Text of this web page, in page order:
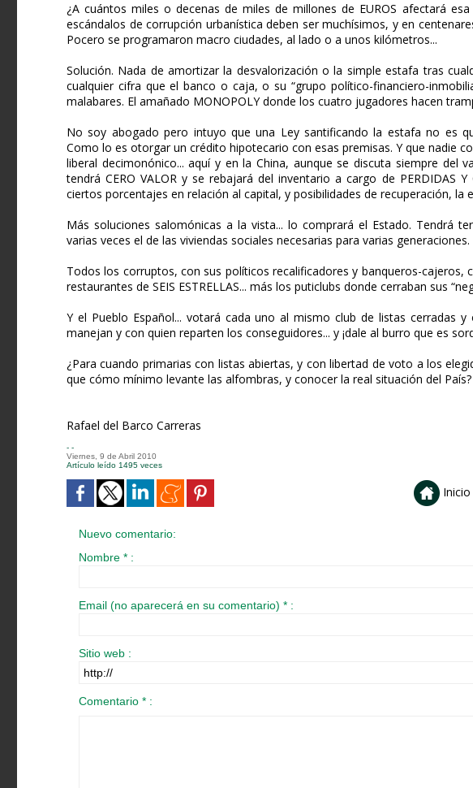
¿A cuántos miles o decenas de miles de millones de EUROS afectará
escándalos de corrupción urbanística deben ser muchísimos, y en
Pocero se programaron macro ciudades, al lado o a unos kilómetros...
Solución. Nada de amortizar la desvalorización o la simple estafa tras
cualquier cifra que el banco o caja, o su “grupo político-financiero-
malabares. El amañado MONOPOLY donde los cuatro jugadores hacen
No soy abogado pero intuyo que una Ley santificando la estafa no es
Como lo es otorgar un crédito hipotecario con esas premisas. Y que nadie
liberal decimonónico... aquí y en la China, aunque se discuta siempre del
tendrá CERO VALOR y se rebajará del inventario a cargo de PERDIDAS Y
ciertos porcentajes en relación al capital, y posibilidades de recuperación, la
Más soluciones salomónicas a la vista... lo comprará el Estado. Tendrá
varias veces el de las viviendas sociales necesarias para varias generaciones.
Todos los corruptos, con sus políticos recalificadores y banqueros-cajeros,
restaurantes de SEIS ESTRELLAS... más los puticlubs donde cerraban sus
Y el Pueblo Español... votará cada uno al mismo club de listas cerradas
manejan y con quien reparten los conseguidores... y ¡dale al burro que es
¿Para cuando primarias con listas abiertas, y con libertad de voto a los
que cómo mínimo levante las alfombras, y conocer la real situación del País?
Rafael del Barco Carreras
- -
Viernes, 9 de Abril 2010
Artículo leído 1495 veces
Inicio
Nuevo comentario:
Nombre * :
Email (no aparecerá en su comentario) * :
Sitio web :
Comentario * :